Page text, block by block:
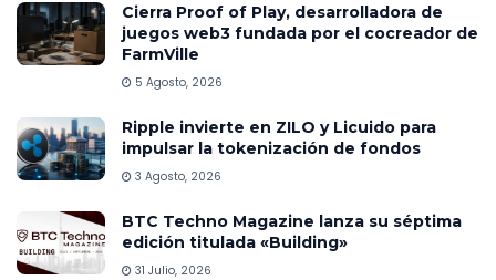
Cierra Proof of Play, desarrolladora de
juegos web3 fundada por el cocreador de
FarmVille
5 Agosto, 2026
Ripple invierte en ZILO y Licuido para
impulsar la tokenización de fondos
3 Agosto, 2026
BTC Techno Magazine lanza su séptima
edición titulada «Building»
31 Julio, 2026